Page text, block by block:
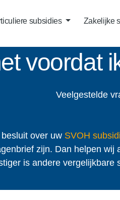
subsidies Zakelijke
voordat
Veelgestelde
over uw SVOH
zijn. Dan helpen
is andere